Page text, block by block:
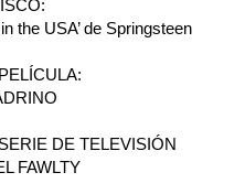
the USA’ de Springsteen
DE TELEVISIÓN
FAWLTY